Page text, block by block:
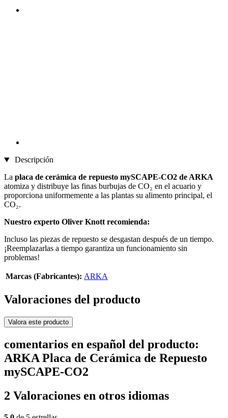
Descripción
La placa de cerámica de repuesto mySCAPE-CO2 de ARKA
atomiza y distribuye las finas burbujas de CO₂ en el acuario y
proporciona uniformemente a las plantas su alimento principal, el
CO₂.
Nuestro experto Oliver Knott recomienda:
Incluso las piezas de repuesto se desgastan después de un tiempo.
¡Reemplazarlas a tiempo garantiza un funcionamiento sin
problemas!
Marcas (Fabricantes): ARKA
Valoraciones del producto
Valora este producto
comentarios en español del producto:
ARKA Placa de Cerámica de Repuesto
mySCAPE-CO2
2 Valoraciones en otros idiomas